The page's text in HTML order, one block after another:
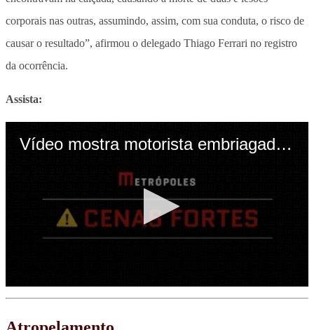
corporais nas outras, assumindo, assim, com sua conduta, o risco de
causar o resultado”, afirmou o delegado Thiago Ferrari no registro
da ocorrência.
Assista: